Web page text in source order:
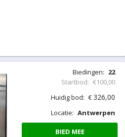
Biedingen: 22
Startbod: €100,00
Huidig bod: €326,00
Locatie: Antwerpen
BIED MEE